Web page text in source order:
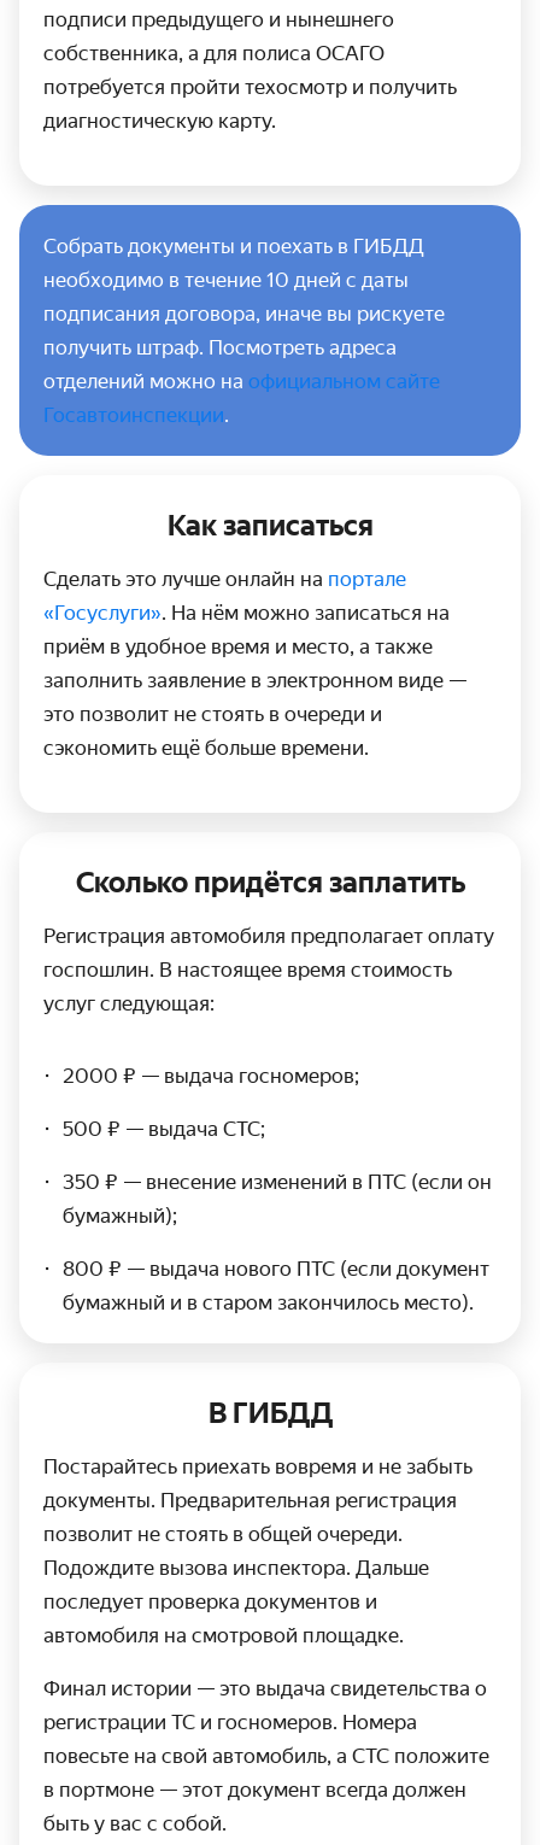
подписи предыдущего и нынешнего
собственника, а для полиса ОСАГО
потребуется пройти техосмотр и получить
диагностическую карту.
Собрать документы и поехать в ГИБДД
необходимо в течение 10 дней с даты
подписания договора, иначе вы рискуете
получить штраф. Посмотреть адреса
отделений можно на официальном сайте
Госавтоинспекции.
Как записаться
Сделать это лучше онлайн на портале
«Госуслуги». На нём можно записаться на
приём в удобное время и место, а также
заполнить заявление в электронном виде —
это позволит не стоять в очереди и
сэкономить ещё больше времени.
Сколько придётся заплатить
Регистрация автомобиля предполагает оплату
госпошлин. В настоящее время стоимость
услуг следующая:
2000 ₽ — выдача госномеров;
500 ₽ — выдача СТС;
350 ₽ — внесение изменений в ПТС (если он
бумажный);
800 ₽ — выдача нового ПТС (если документ
бумажный и в старом закончилось место).
В ГИБДД
Постарайтесь приехать вовремя и не забыть
документы. Предварительная регистрация
позволит не стоять в общей очереди.
Подождите вызова инспектора. Дальше
последует проверка документов и
автомобиля на смотровой площадке.
Финал истории — это выдача свидетельства о
регистрации ТС и госномеров. Номера
повесьте на свой автомобиль, а СТС положите
в портмоне — этот документ всегда должен
быть у вас с собой.